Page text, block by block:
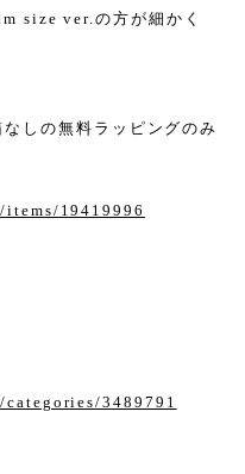
size ver.の方が細かく
しの無料ラッピングのみ
19419996
3489791